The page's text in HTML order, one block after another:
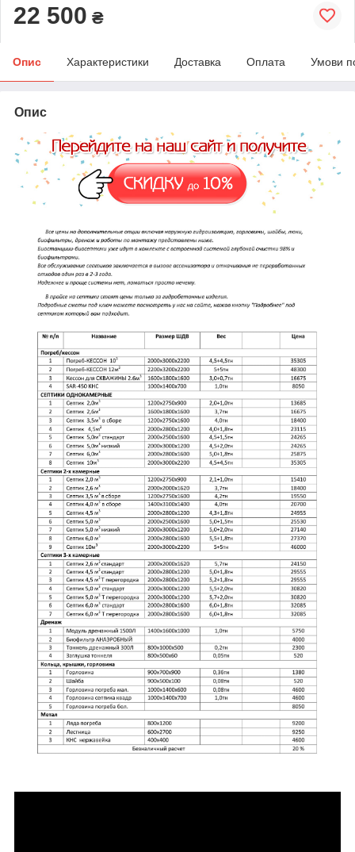
22 500 ₴
Опис Характеристики Доставка Оплата Умови
Опис